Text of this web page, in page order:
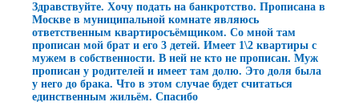
Здравствуйте. Хочу подать на банкротство. Прописана в
Москве в муниципальной комнате являюсь
ответственным квартиросъёмщиком. Со мной там
прописан мой брат и его 3 детей. Имеет 1\2 квартиры с
мужем в собственности. В ней не кто не прописан. Муж
прописан у родителей и имеет там долю. Это доля была
у него до брака. Что в этом случае будет считаться
единственным жильём. Спасибо